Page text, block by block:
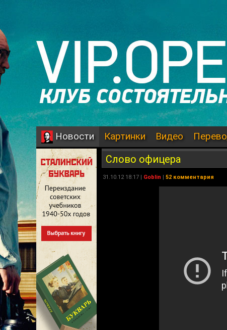
Новости Картинки Видео
Слово офицера
31.10.12 18:17 | Goblin | 52 комментария